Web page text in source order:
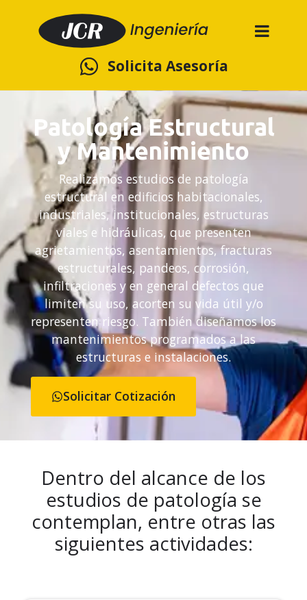
Solicita Asesoría
Patología Estructural
y Mantenimiento
Realizamos estudios de patología
estructural en edificios habitacionales,
industriales, institucionales, estructuras
viales e hidráulicas, que presenten
agrietamientos, asentamientos, fracturas
estructurales, pandeos, corrosión,
infiltraciones y en general defectos que
limiten su uso, acorten su vida útil y/o
representen riesgo. También diseñamos los
mantenimientos programados a las
estructuras e instalaciones.
Solicitar Cotización
Dentro del alcance de los
estudios de patología se
contemplan, entre otras las
siguientes actividades: